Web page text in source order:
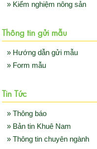
» Kiểm nghiệm nông sản
Thông tin gửi mẫu
» Hướng dẫn gửi mẫu
» Form mẫu
Tin Tức
» Thông báo
» Bản tin Khuê Nam
» Thông tin chuyên ngành